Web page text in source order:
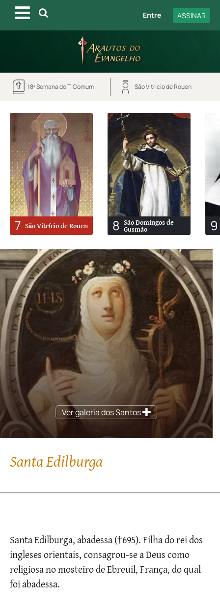
Entre ASSINAR
18ª Semana do T. Comum São Vitrício de Rouen
7 São Vitrício de Rouen 8 São Domingos de
Gusmão 9
Ver galeria dos Santos
Santa Edilburga
Santa Edilburga, abadessa (†695). Filha do rei dos
ingleses orientais, consagrou-se a Deus como
religiosa no mosteiro de Ebreuil, França, do qual
foi abadessa.